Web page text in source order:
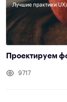
Проектируем
9717